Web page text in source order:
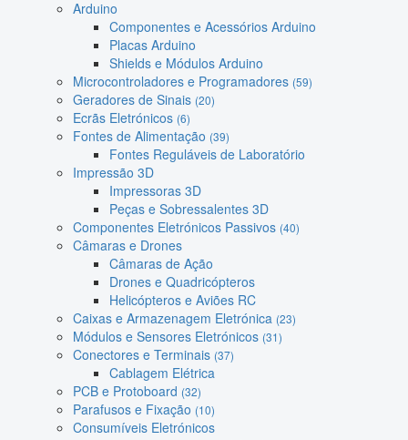
Arduino
Componentes e Acessórios Arduino
Placas Arduino
Shields e Módulos Arduino
Microcontroladores e Programadores (59)
Geradores de Sinais (20)
Ecrãs Eletrónicos (6)
Fontes de Alimentação (39)
Fontes Reguláveis de Laboratório
Impressão 3D
Impressoras 3D
Peças e Sobressalentes 3D
Componentes Eletrónicos Passivos (40)
Câmaras e Drones
Câmaras de Ação
Drones e Quadricópteros
Helicópteros e Aviões RC
Caixas e Armazenagem Eletrónica (23)
Módulos e Sensores Eletrónicos (31)
Conectores e Terminais (37)
Cablagem Elétrica
PCB e Protoboard (32)
Parafusos e Fixação (10)
Consumíveis Eletrónicos